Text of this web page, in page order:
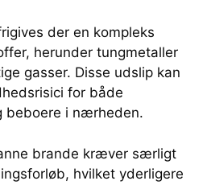
der en kompleks
herunder tungmetaller
gasser. Disse udslip kan
for både
beboere i nærheden.
brande kræver særligt
hvilket yderligere